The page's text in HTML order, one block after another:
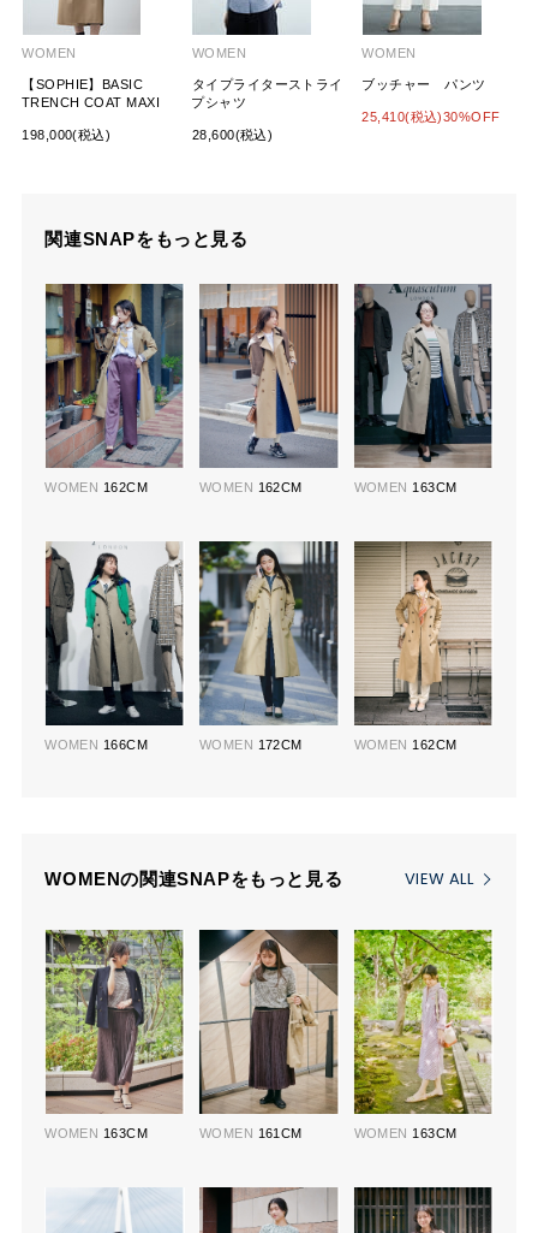
WOMEN
【SOPHIE】BASIC
TRENCH COAT MAXI
198,000(税込)
WOMEN
タイプライターストライ
プシャツ
28,600(税込)
WOMEN
ブッチャー パンツ
25,410(税込)30%OFF
関連SNAPをもっと見る
WOMEN 162CM WOMEN 162CM WOMEN 163CM
WOMEN 166CM WOMEN 172CM WOMEN 162CM
WOMENの関連SNAPをもっと見る VIEW ALL
WOMEN 163CM WOMEN 161CM WOMEN 163CM